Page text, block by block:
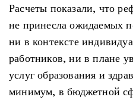
Расчеты показали, что
не принесла ожидаемых
ни в контексте
работников, ни в плане
услуг образования и
минимум, в бюджетной